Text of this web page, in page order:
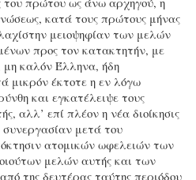
κατά τους πρώτους μήνας
μειοψηφίαν των μελών
προς τον κατακτητήν, με
καλόν Έλληνα, ήδη
μικρόν έκτοτε η εν λόγω
και εγκατέλειψε τους
αλλ’ επί πλέον η νέα διοίκησις
μετά του
ατομικών ωφελειών των
μελών αυτής και των
της δευτέρας ταύτης περιόδου